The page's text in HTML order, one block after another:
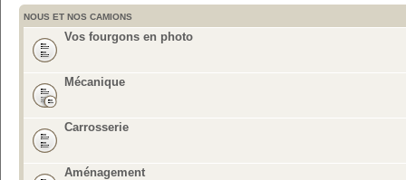
NOUS ET NOS CAMIONS
Vos fourgons en photo
Mécanique
Carrosserie
Aménagement